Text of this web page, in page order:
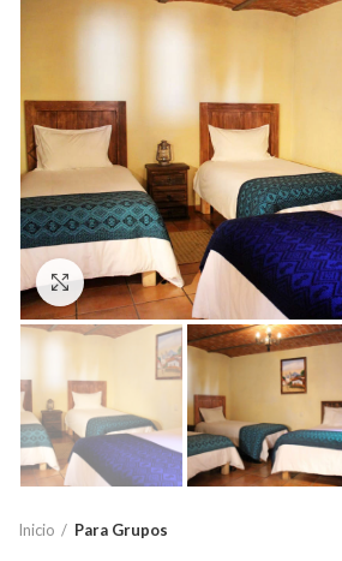
Presione para expandir
Inicio Para Grupos